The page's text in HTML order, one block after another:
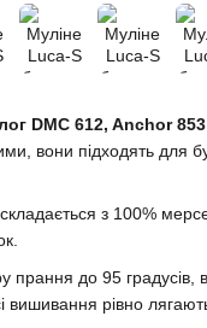
DMC 612, Anchor 853
вони підходять для
з 100%
до 95 градусів,
вишивання рівно